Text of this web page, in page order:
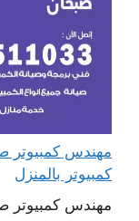
كمبيوتر بالمنزل
مهندس كمبيوتر